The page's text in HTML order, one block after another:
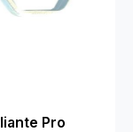
Pro